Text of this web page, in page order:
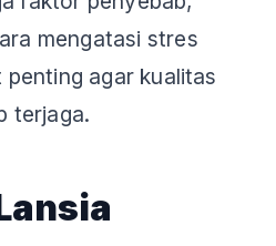
mengatasi stres
penting agar kualitas
terjaga.